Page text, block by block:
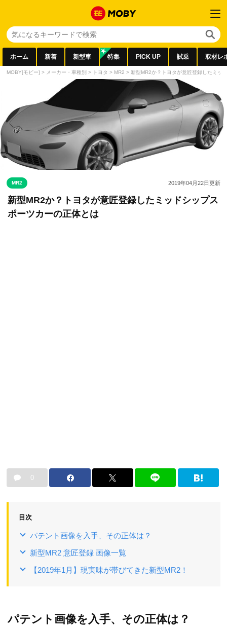
ホーム 新着 新型車 特集 PICK UP 試乗 取材レ
MOBY[モビー] > メーカー・車種別 > トヨタ > MR2 > 新型MR2か？トヨタが意匠登録したミッ
MR2 2019年04月22日更新
新型MR2か？トヨタが意匠登録したミッドシップス
ポーツカーの正体とは
0
目次
パテント画像を入手、その正体は？
新型MR2 意匠登録 画像一覧
【2019年1月】現実味が帯びてきた新型MR2！
パテント画像を入手、その正体は？